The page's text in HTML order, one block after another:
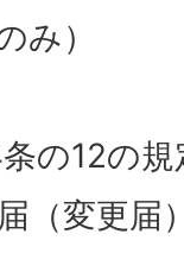
み）
の12の
（変更届